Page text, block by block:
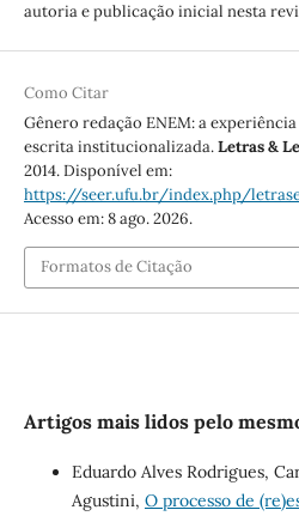
autoria e publicação inicial nesta
Como Citar
Gênero redação ENEM: a
escrita institucionalizada.Letras &
2014. Disponível em:
https://seer.ufu.br/index.php/
Acesso em: 8 ago. 2026.
Formatos de Citação
Artigos mais lidos pelo
Eduardo Alves Rodrigues,
Agustini, O processo de